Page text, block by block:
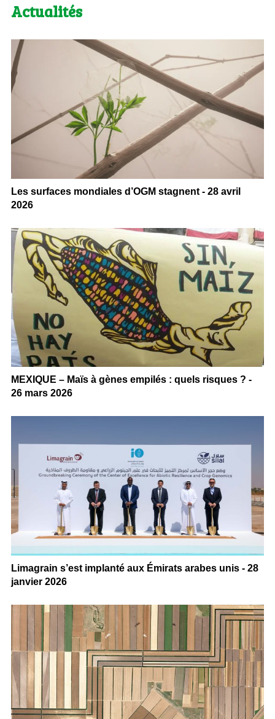
Actualités
Les surfaces mondiales d’OGM stagnent - 28 avril
2026
MEXIQUE – Maïs à gènes empilés : quels risques ? -
26 mars 2026
Limagrain s’est implanté aux Émirats arabes unis - 28
janvier 2026